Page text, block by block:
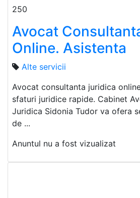
250
Avocat
Online. Asistenta
Alte servicii
Avocat consultanta juridica
sfaturi juridice rapide. Cabinet
Juridica Sidonia Tudor va ofera
de ...
Anuntul nu a fost vizualizat